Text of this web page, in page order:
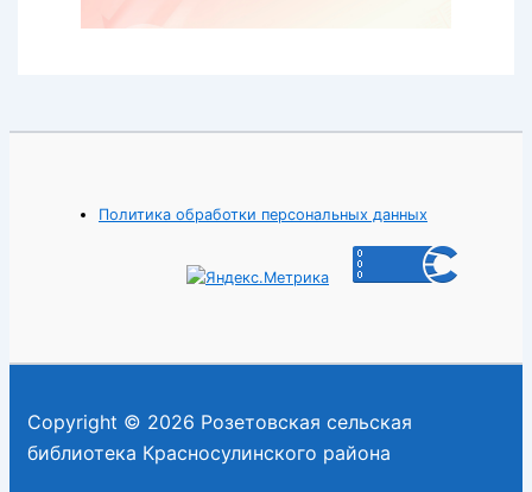
Политика обработки персональных данных
Copyright © 2026 Розетовская сельская
библиотека Красносулинского района